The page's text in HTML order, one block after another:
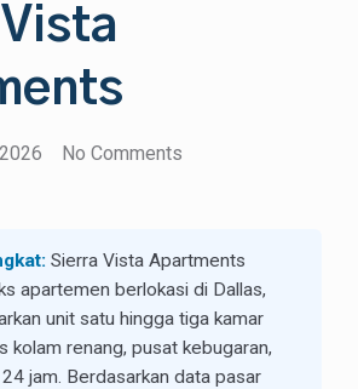
No Comments
Sierra Vista Apartments
apartemen berlokasi di Dallas,
unit satu hingga tiga kamar
kolam renang, pusat kebugaran,
jam. Berdasarkan data pasar